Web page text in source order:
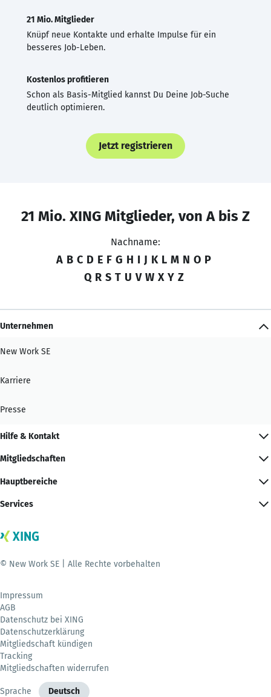
21 Mio. Mitglieder
Knüpf neue Kontakte und erhalte Impulse für ein
besseres Job-Leben.
Kostenlos profitieren
Schon als Basis-Mitglied kannst Du Deine Job-Suche
deutlich optimieren.
Jetzt registrieren
21 Mio. XING Mitglieder, von A bis Z
Nachname:
A B C D E F G H I J K L M N O P
Q R S T U V W X Y Z
Unternehmen
New Work SE
Karriere
Presse
Hilfe & Kontakt
Mitgliedschaften
Hauptbereiche
Services
© New Work SE | Alle Rechte vorbehalten
Impressum
AGB
Datenschutz bei XING
Datenschutzerklärung
Mitgliedschaft kündigen
Tracking
Mitgliedschaften widerrufen
Sprache Deutsch